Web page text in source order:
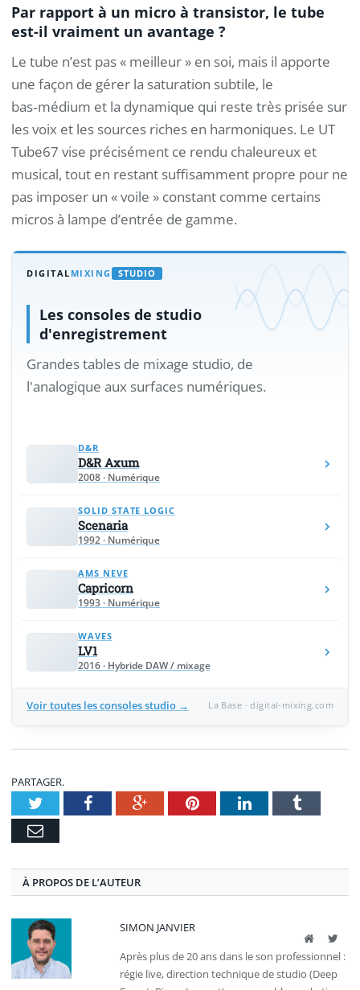
Par rapport à un micro à transistor, le tube
est-il vraiment un avantage ?
Le tube n’est pas « meilleur » en soi, mais il apporte
une façon de gérer la saturation subtile, le
bas‑médium et la dynamique qui reste très prisée sur
les voix et les sources riches en harmoniques. Le UT
Tube67 vise précisément ce rendu chaleureux et
musical, tout en restant suffisamment propre pour ne
pas imposer un « voile » constant comme certains
micros à lampe d’entrée de gamme.
DIGITAL MIXING STUDIO
Les consoles de studio
d'enregistrement
Grandes tables de mixage studio, de
l'analogique aux surfaces numériques.
D&R
D&R Axum
2008 · Numérique
SOLID STATE LOGIC
Scenaria
1992 · Numérique
AMS NEVE
Capricorn
1993 · Numérique
WAVES
LV1
2016 · Hybride DAW / mixage
Voir toutes les consoles studio → La Base · digital-mixing.com
PARTAGER.
TwitterFacebookGoogle+PinterestLinkedInTumblr
E-
À PROPOS DE L’AUTEUR
SIMON JANVIER
Site
web
Après plus de 20 ans dans le son professionnel :
régie live, direction technique de studio (Deep